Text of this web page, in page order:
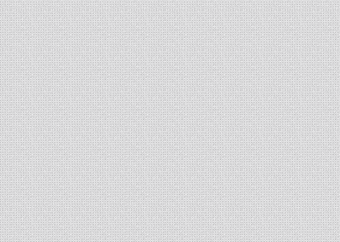
13-01-2024 -
Изготовление сетки
рабица
Изготавливаем сетку
рабица под заказ по
заданным размерам ...